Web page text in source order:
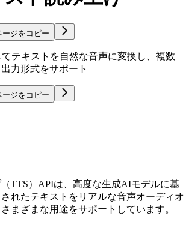
ージをコピー
テキストを自然な音声に変換し、複数
力形式をサポート
ージをコピー
TTS）APIは、高度な生成AIモデルに基
れたテキストをリアルな音声オーディオ
まざまな用途をサポートしています。